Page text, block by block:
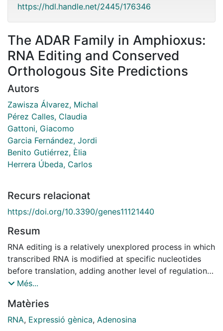
https://hdl.handle.net/2445/176346
The ADAR Family in Amphioxus:
RNA Editing and Conserved
Orthologous Site Predictions
Autors
Zawisza Álvarez, Michal
Pérez Calles, Claudia
Gattoni, Giacomo
Garcia Fernández, Jordi
Benito Gutiérrez, Èlia
Herrera Úbeda, Carlos
Recurs relacionat
https://doi.org/10.3390/genes11121440
Resum
RNA editing is a relatively unexplored process in which
transcribed RNA is modified at specific nucleotides
before translation, adding another level of regulation
of gene expression. Cephalopods use it extensively to
systems, and mammals use it too, but less
prominently. Nevertheless, little is known about the
Més...
Matèries
RNA, Expressió gènica, Adenosina